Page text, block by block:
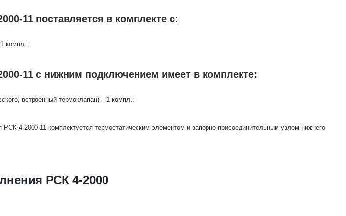
11 поставляется в комплекте с:
компл.;
11 с нижним подключением имеет в комплекте:
встроенный термоклапан) – 1 компл.;
РСК 4-2000-11 комплектуется термостатическим элементом и запорно-присоединительным узлом нижнего
РСК 4-2000